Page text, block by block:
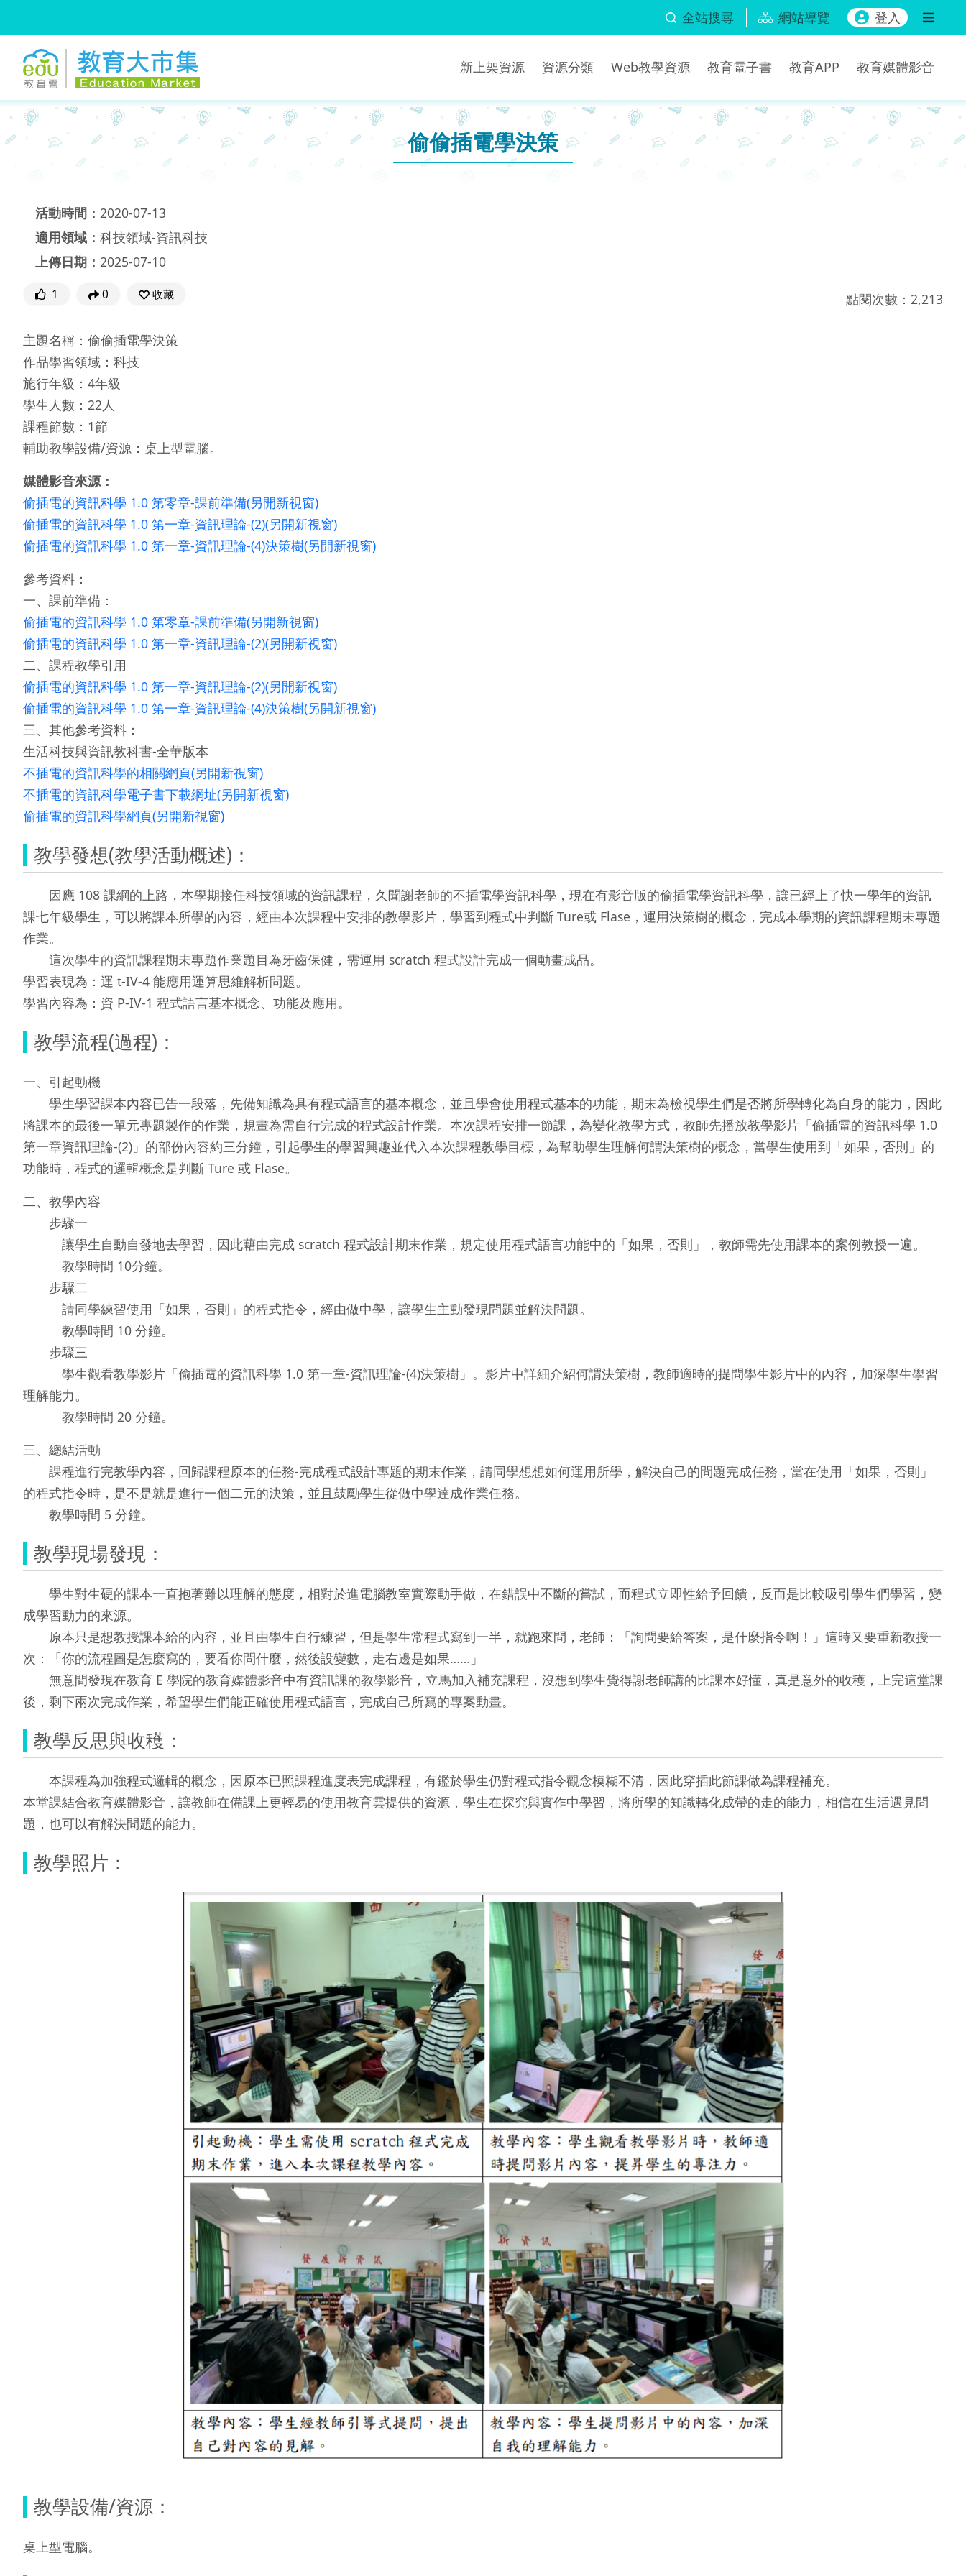
全站搜尋 網站導覽 登入
新上架資源 資源分類 Web教學資源 教育電子書 教育APP 教育媒體影音
偷偷插電學決策
活動時間： 2020-07-13
適用領域： 科技領域-資訊科技
上傳日期： 2025-07-10
1 0 收藏 點閱次數：2,213
主題名稱：偷偷插電學決策
作品學習領域：科技
施行年級：4年級
學生人數：22人
課程節數：1節
輔助教學設備/資源：桌上型電腦。
媒體影音來源：
偷插電的資訊科學 1.0 第零章-課前準備(另開新視窗)
偷插電的資訊科學 1.0 第一章-資訊理論-(2)(另開新視窗)
偷插電的資訊科學 1.0 第一章-資訊理論-(4)決策樹(另開新視窗)
參考資料：
一、課前準備：
偷插電的資訊科學 1.0 第零章-課前準備(另開新視窗)
偷插電的資訊科學 1.0 第一章-資訊理論-(2)(另開新視窗)
二、課程教學引用
偷插電的資訊科學 1.0 第一章-資訊理論-(2)(另開新視窗)
偷插電的資訊科學 1.0 第一章-資訊理論-(4)決策樹(另開新視窗)
三、其他參考資料：
生活科技與資訊教科書-全華版本
不插電的資訊科學的相關網頁(另開新視窗)
不插電的資訊科學電子書下載網址(另開新視窗)
偷插電的資訊科學網頁(另開新視窗)
教學發想(教學活動概述)：
因應 108 課綱的上路，本學期接任科技領域的資訊課程，久聞謝老師的不插電學資訊科學，現在有影音版的偷插電學資訊科學，讓已經上了快一學年的資訊
課七年級學生，可以將課本所學的內容，經由本次課程中安排的教學影片，學習到程式中判斷 Ture或 Flase，運用決策樹的概念，完成本學期的資訊課程期未專題
作業。
這次學生的資訊課程期未專題作業題目為牙齒保健，需運用 scratch 程式設計完成一個動畫成品。
學習表現為：運 t-IV-4 能應用運算思維解析問題。
學習內容為：資 P-IV-1 程式語言基本概念、功能及應用。
教學流程(過程)：
一、引起動機
學生學習課本內容已告一段落，先備知識為具有程式語言的基本概念，並且學會使用程式基本的功能，期末為檢視學生們是否將所學轉化為自身的能力，因此
將課本的最後一單元專題製作的作業，規畫為需自行完成的程式設計作業。本次課程安排一節課，為變化教學方式，教師先播放教學影片「偷插電的資訊科學 1.0
第一章資訊理論-(2)」的部份內容約三分鐘，引起學生的學習興趣並代入本次課程教學目標，為幫助學生理解何謂決策樹的概念，當學生使用到「如果，否則」的
功能時，程式的邏輯概念是判斷 Ture 或 Flase。
二、教學內容
步驟一
讓學生自動自發地去學習，因此藉由完成 scratch 程式設計期末作業，規定使用程式語言功能中的「如果，否則」，教師需先使用課本的案例教授一遍。
教學時間 10分鐘。
步驟二
請同學練習使用「如果，否則」的程式指令，經由做中學，讓學生主動發現問題並解決問題。
教學時間 10 分鐘。
步驟三
學生觀看教學影片「偷插電的資訊科學 1.0 第一章-資訊理論-(4)決策樹」。影片中詳細介紹何謂決策樹，教師適時的提問學生影片中的內容，加深學生學習
理解能力。
教學時間 20 分鐘。
三、總結活動
課程進行完教學內容，回歸課程原本的任務-完成程式設計專題的期末作業，請同學想想如何運用所學，解決自己的問題完成任務，當在使用「如果，否則」
的程式指令時，是不是就是進行一個二元的決策，並且鼓勵學生從做中學達成作業任務。
教學時間 5 分鐘。
教學現場發現：
學生對生硬的課本一直抱著難以理解的態度，相對於進電腦教室實際動手做，在錯誤中不斷的嘗試，而程式立即性給予回饋，反而是比較吸引學生們學習，變
成學習動力的來源。
原本只是想教授課本給的內容，並且由學生自行練習，但是學生常程式寫到一半，就跑來問，老師：「詢問要給答案，是什麼指令啊！」這時又要重新教授一
次：「你的流程圖是怎麼寫的，要看你問什麼，然後設變數，走右邊是如果……」
無意間發現在教育 E 學院的教育媒體影音中有資訊課的教學影音，立馬加入補充課程，沒想到學生覺得謝老師講的比課本好懂，真是意外的收穫，上完這堂課
後，剩下兩次完成作業，希望學生們能正確使用程式語言，完成自己所寫的專案動畫。
教學反思與收穫：
本課程為加強程式邏輯的概念，因原本已照課程進度表完成課程，有鑑於學生仍對程式指令觀念模糊不清，因此穿插此節課做為課程補充。
本堂課結合教育媒體影音，讓教師在備課上更輕易的使用教育雲提供的資源，學生在探究與實作中學習，將所學的知識轉化成帶的走的能力，相信在生活遇見問
題，也可以有解決問題的能力。
教學照片：
教學設備/資源：
桌上型電腦。